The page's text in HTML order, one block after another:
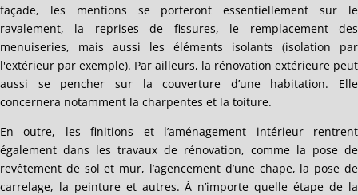
façade, les mentions se porteront essentiellement sur le
ravalement, la reprises de fissures, le remplacement des
menuiseries, mais aussi les éléments isolants (isolation par
l'extérieur par exemple). Par ailleurs, la rénovation extérieure peut
aussi se pencher sur la couverture d’une habitation. Elle
concernera notamment la charpentes et la toiture.
En outre, les finitions et l’aménagement intérieur rentrent
également dans les travaux de rénovation, comme la pose de
revêtement de sol et mur, l’agencement d’une chape, la pose de
carrelage, la peinture et autres. À n’importe quelle étape de la